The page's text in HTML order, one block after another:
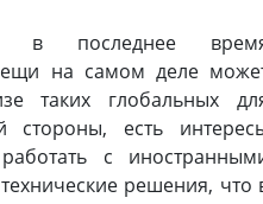
в последнее
на самом деле
таких глобальных
есть
с
решения, что